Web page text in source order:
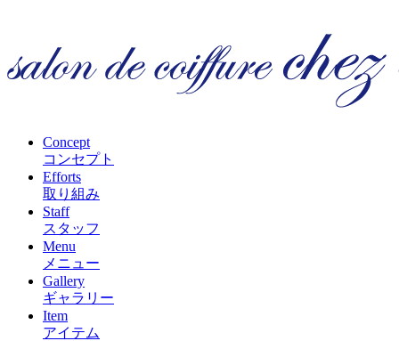
Concept
コンセプト
Efforts
取り組み
Staff
スタッフ
Menu
メニュー
Gallery
ギャラリー
Item
アイテム